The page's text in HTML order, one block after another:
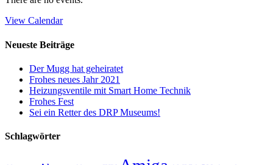
View Calendar
Neueste Beiträge
Der Mugg hat geheiratet
Frohes neues Jahr 2021
Heizungsventile mit Smart Home Technik
Frohes Fest
Sei ein Retter des DRP Museums!
Schlagwörter